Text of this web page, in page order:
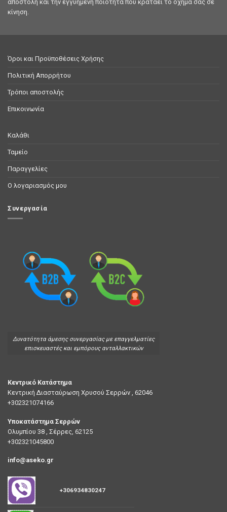
αποστολή και την εγγυημένη ποιότητα που κρατάει το όχημά σας σε
κίνηση.
Όροι και Προϋποθέσεις Χρήσης
Πολιτική Απορρήτου
Τρόποι αποστολής
Επικοινωνία
Καλάθι
Ταμείο
Παραγγελίες
Ο λογαριασμός μου
Συνεργασία
Δυνατότητα άμεσης συνεργασίας με επαγγελματίες
επισκευαστές και εμπόρους ανταλλακτικών
Κεντρικό Κατάστημα
Κεντρική Διασταύρωση Χρυσού Σερρών , 62046
+302321074166
Υποκατάστημα Σερρών
Ολυμπίου 38 , Σέρρες, 62125
+302321045800
info@aseko.gr
+306934830247